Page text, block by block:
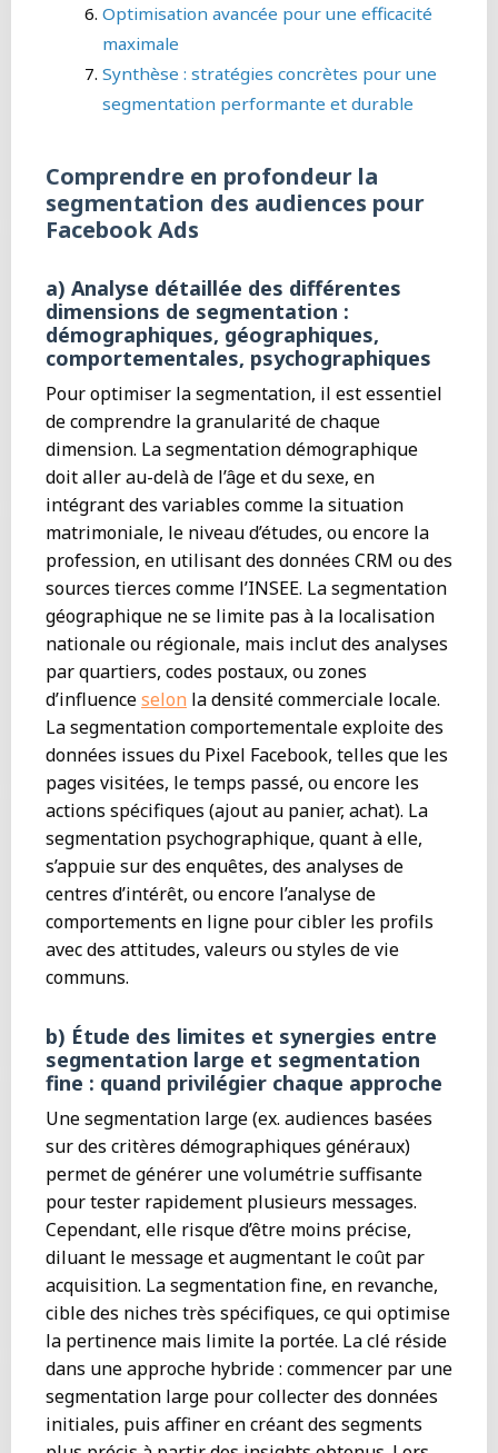
Optimisation avancée pour une efficacité
maximale
Synthèse : stratégies concrètes pour une
segmentation performante et durable
Comprendre en profondeur la
segmentation des audiences pour
Facebook Ads
a) Analyse détaillée des différentes
dimensions de segmentation :
démographiques, géographiques,
comportementales, psychographiques
Pour optimiser la segmentation, il est essentiel
de comprendre la granularité de chaque
dimension. La segmentation démographique
doit aller au-delà de l’âge et du sexe, en
intégrant des variables comme la situation
matrimoniale, le niveau d’études, ou encore la
profession, en utilisant des données CRM ou des
sources tierces comme l’INSEE. La segmentation
géographique ne se limite pas à la localisation
nationale ou régionale, mais inclut des analyses
par quartiers, codes postaux, ou zones
d’influenceselon la densité commerciale locale.
La segmentation comportementale exploite des
données issues du Pixel Facebook, telles que les
pages visitées, le temps passé, ou encore les
actions spécifiques (ajout au panier, achat). La
segmentation psychographique, quant à elle,
s’appuie sur des enquêtes, des analyses de
centres d’intérêt, ou encore l’analyse de
comportements en ligne pour cibler les profils
avec des attitudes, valeurs ou styles de vie
communs.
b) Étude des limites et synergies entre
segmentation large et segmentation
fine : quand privilégier chaque approche
Une segmentation large (ex. audiences basées
sur des critères démographiques généraux)
permet de générer une volumétrie suffisante
pour tester rapidement plusieurs messages.
Cependant, elle risque d’être moins précise,
diluant le message et augmentant le coût par
acquisition. La segmentation fine, en revanche,
cible des niches très spécifiques, ce qui optimise
la pertinence mais limite la portée. La clé réside
dans une approche hybride : commencer par une
segmentation large pour collecter des données
initiales, puis affiner en créant des segments